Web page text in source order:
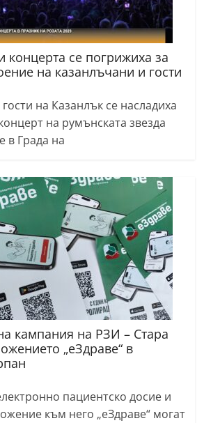
концерта се погрижиха за
на казанлъчани и гости
на Казанлък се насладиха
на румънската звезда
в Града на
кампания на РЗИ – Стара
„еЗдраве“ в
пациентско досие и
към него „еЗдраве“ могат